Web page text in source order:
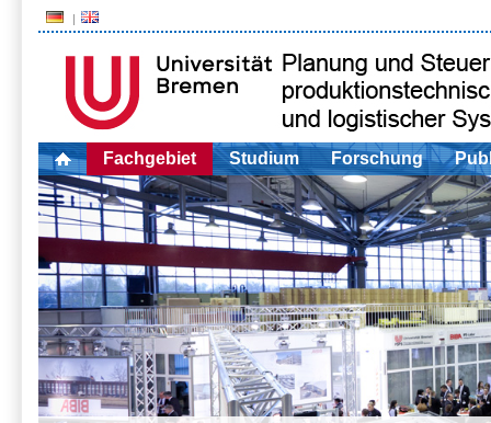
Fachgebiet Studium Forschung